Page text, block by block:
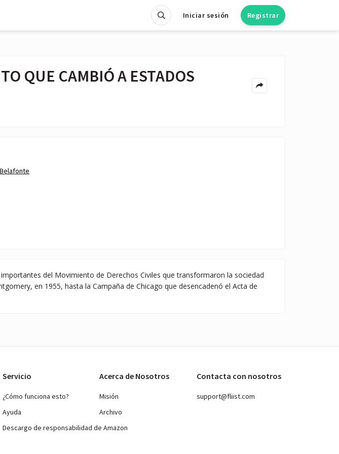
Iniciar sesión Registrar
QUE CAMBIÓ A ESTADOS
del Movimiento de Derechos Civiles que transformaron la sociedad
en 1955, hasta la Campaña de Chicago que desencadenó el Acta de
Servicio
¿Cómo funciona esto?
Ayuda
Descargo de responsabilidad de Amazon
Acerca de Nosotros
Misión
Archivo
Contacta con nosotros
support@fliist.com